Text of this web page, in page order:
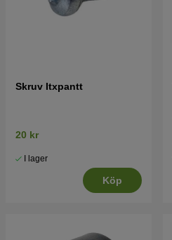
Skruv Itxpantt
20 kr
I lager
Köp